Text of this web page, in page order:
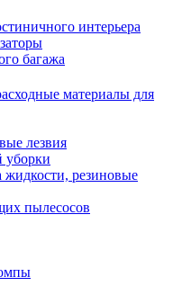
интерьера
багажа
материалы для
лезвия
уборки
жидкости, резиновые
пылесосов